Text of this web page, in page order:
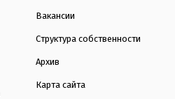
Вакансии
Структура собственности
Архив
Карта сайта